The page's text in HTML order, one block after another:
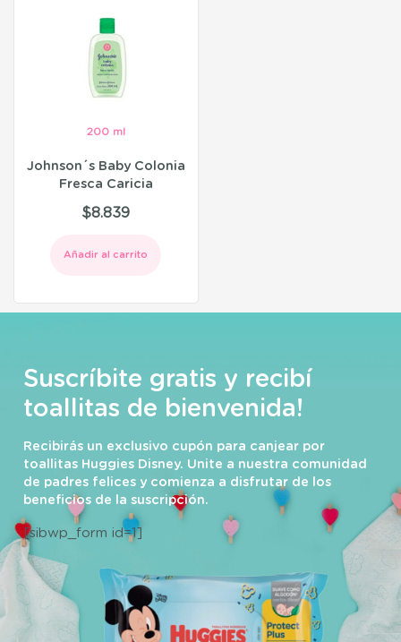
200 ml
Johnson´s Baby Colonia
Fresca Caricia
$8.839
Añadir al carrito
Suscríbite gratis y recibí
toallitas de bienvenida!
Recibirás un exclusivo cupón para canjear por
toallitas Huggies Disney. Unite a nuestra comunidad
de padres felices y comienza a disfrutar de los
beneficios de la suscripción.
[sibwp_form id=1]